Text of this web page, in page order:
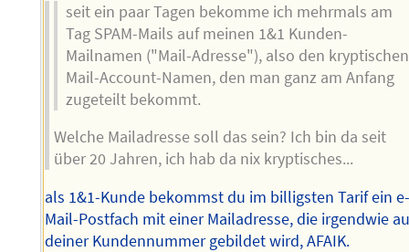
seit ein paar Tagen bekomme ich mehrmals am
Tag SPAM-Mails auf meinen 1&1 Kunden-
Mailnamen ("Mail-Adresse"), also den kryptischen
Mail-Account-Namen, den man ganz am Anfang
zugeteilt bekommt.
Welche Mailadresse soll das sein? Ich bin da seit
über 20 Jahren, ich hab da nix kryptisches...
als 1&1-Kunde bekommst du im billigsten Tarif ein
Mail-Postfach mit einer Mailadresse, die irgendwie
deiner Kundennummer gebildet wird, AFAIK.